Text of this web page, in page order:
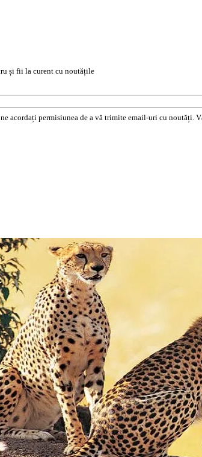
și fii la curent cu noutățile
acordați permisiunea de a vă trimite email-uri cu noutăți.